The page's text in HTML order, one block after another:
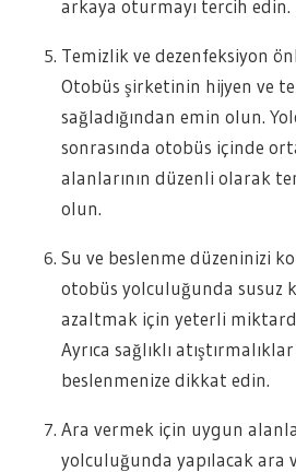
arkaya oturmayı tercih edin.
Temizlik ve dezenfeksiyon
Otobüs şirketinin hijyen ve
sağladığından emin olun.
sonrasında otobüs içinde
alanlarının düzenli olarak
olun.
Su ve beslenme düzeninizi
otobüs yolculuğunda susuz
azaltmak için yeterli
Ayrıca sağlıklı
beslenmenize dikkat edin.
Ara vermek için uygun
yolculuğunda yapılacak ara